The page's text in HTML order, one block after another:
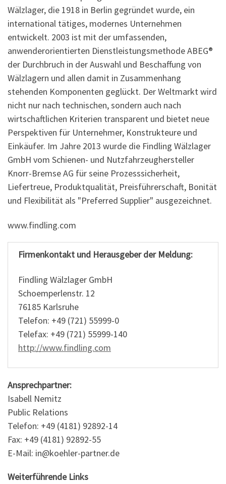
Wälzlager, die 1918 in Berlin gegründet wurde, ein
international tätiges, modernes Unternehmen
entwickelt. 2003 ist mit der umfassenden,
anwenderorientierten Dienstleistungsmethode ABEG®
der Durchbruch in der Auswahl und Beschaffung von
Wälzlagern und allen damit in Zusammenhang
stehenden Komponenten geglückt. Der Weltmarkt wird
nicht nur nach technischen, sondern auch nach
wirtschaftlichen Kriterien transparent und bietet neue
Perspektiven für Unternehmer, Konstrukteure und
Einkäufer. Im Jahre 2013 wurde die Findling Wälzlager
GmbH vom Schienen- und Nutzfahrzeughersteller
Knorr-Bremse AG für seine Prozesssicherheit,
Liefertreue, Produktqualität, Preisführerschaft, Bonität
und Flexibilität als "Preferred Supplier" ausgezeichnet.
www.findling.com
Firmenkontakt und Herausgeber der Meldung:
Findling Wälzlager GmbH
Schoemperlenstr. 12
76185 Karlsruhe
Telefon: +49 (721) 55999-0
Telefax: +49 (721) 55999-140
http://www.findling.com
Ansprechpartner:
Isabell Nemitz
Public Relations
Telefon: +49 (4181) 92892-14
Fax: +49 (4181) 92892-55
E-Mail: in@koehler-partner.de
Weiterführende Links